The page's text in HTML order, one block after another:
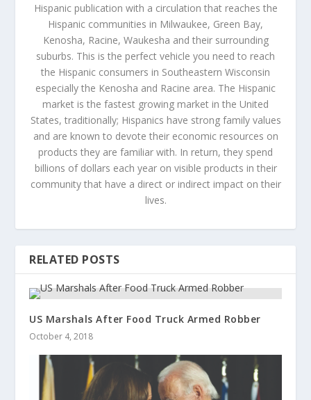
Hispanic publication with a circulation that reaches the
Hispanic communities in Milwaukee, Green Bay,
Kenosha, Racine, Waukesha and their surrounding
suburbs. This is the perfect vehicle you need to reach
the Hispanic consumers in Southeastern Wisconsin
especially the Kenosha and Racine area. The Hispanic
market is the fastest growing market in the United
States, traditionally; Hispanics have strong family values
and are known to devote their economic resources on
products they are familiar with. In return, they spend
billions of dollars each year on visible products in their
community that have a direct or indirect impact on their
lives.
RELATED POSTS
US Marshals After Food Truck Armed Robber
October 4, 2018